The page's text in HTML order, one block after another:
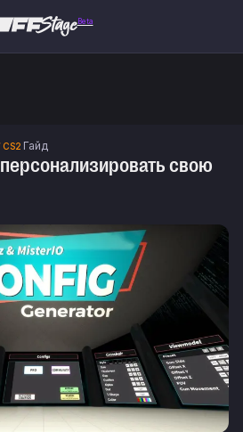
Beta
CS2 Гайд
свою